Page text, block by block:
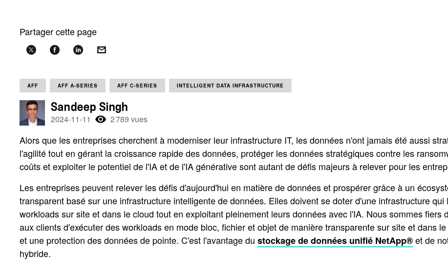
Partager cette page
AFF AFF A-SERIES AFF C-SERIES INTELLIGENT DATA INFRASTRUCTURE
Sandeep Singh
2024-11-11 2 789 vues
Alors que les entreprises cherchent à moderniser leur infrastructure IT, les données n'ont jamais été aussi
l'agilité tout en gérant la croissance rapide des données, protéger les données stratégiques contre les
coûts et exploiter le potentiel de l'IA et de l'IA générative sont autant de défis majeurs à relever pour les
Les entreprises peuvent relever les défis d'aujourd'hui en matière de données et prospérer grâce à un
transparent basé sur une infrastructure intelligente de données. Elles doivent se doter d'une infrastructure
workloads sur site et dans le cloud tout en exploitant pleinement leurs données avec l'IA. Nous sommes
aux clients d'exécuter des workloads en mode bloc, fichier et objet de manière transparente sur site et dans
et une protection des données de pointe. C'est l'avantage du stockage de données unifié NetApp®et de
hybride.